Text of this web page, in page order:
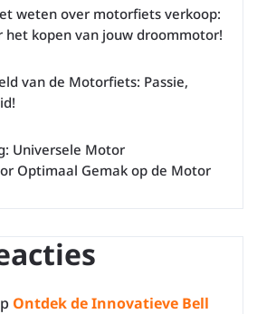
weten over motorfiets verkoop:
het kopen van jouw droommotor!
van de Motorfiets: Passie,
Universele Motor
Optimaal Gemak op de Motor
Ontdek de Innovatieve Bell